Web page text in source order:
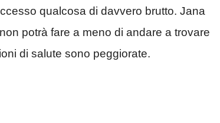
qualcosa di davvero brutto. Jana
potrà fare a meno di andare a trovare
di salute sono peggiorate.